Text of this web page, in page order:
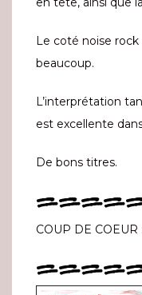
Le coté noise rock
beaucoup.
L’interprétation
est excellente
De bons titres.
COUP DE COEUR